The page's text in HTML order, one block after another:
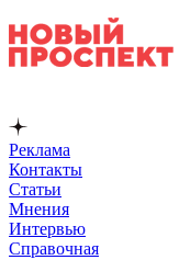
Реклама
Контакты
Статьи
Мнения
Интервью
Справочная